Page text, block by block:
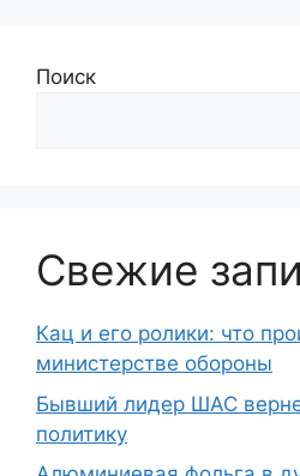
Поиск
Свежие
Кац и его ролики: что
министерстве обороны
Бывший лидер ШАС
политику